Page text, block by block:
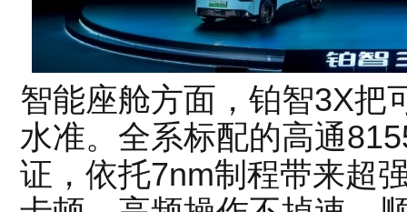
智能座舱方面，铂智3X把
水准。全系标配的高通
证，依托7nm制程带来超